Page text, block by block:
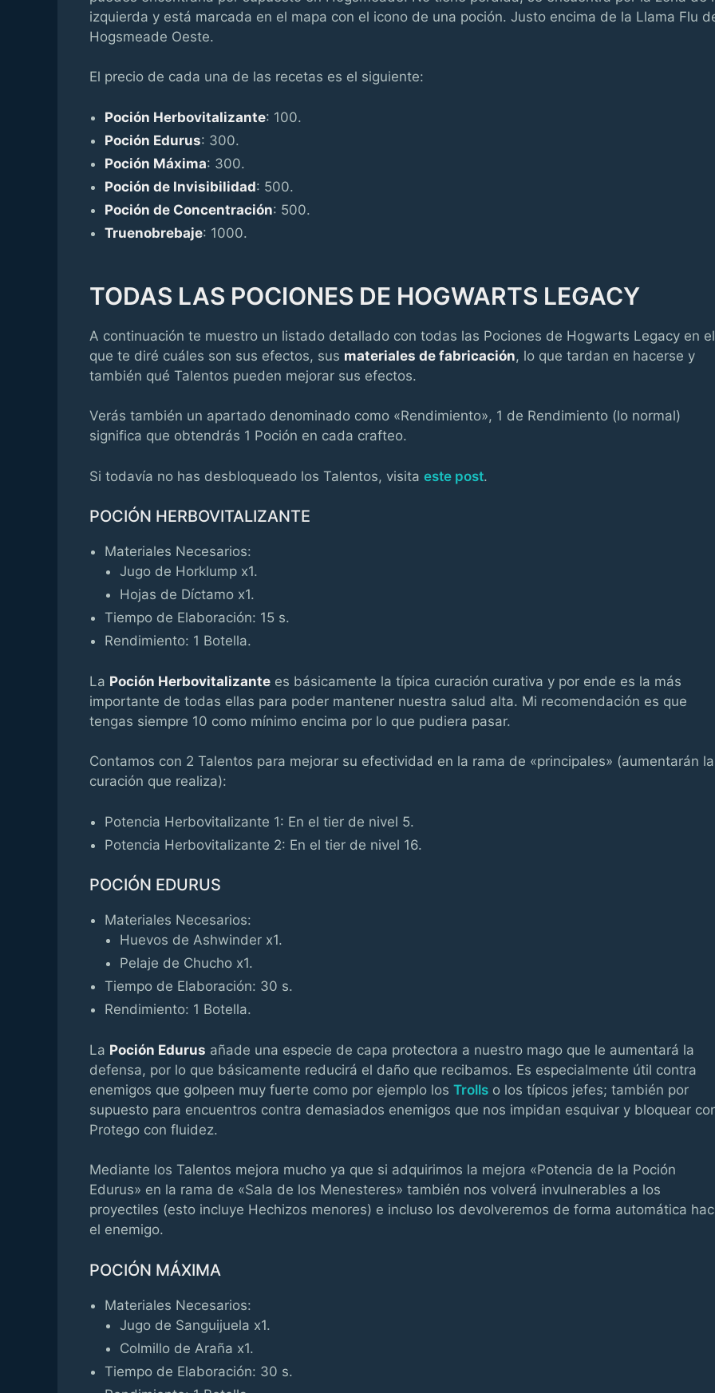
izquierda y está marcada en el mapa con el icono de una poción. Justo encima de la Llama Flu
Hogsmeade Oeste.
El precio de cada una de las recetas es el siguiente:
Poción Herbovitalizante: 100.
Poción Edurus: 300.
Poción Máxima: 300.
Poción de Invisibilidad: 500.
Poción de Concentración: 500.
Truenobrebaje: 1000.
TODAS LAS POCIONES DE HOGWARTS LEGACY
A continuación te muestro un listado detallado con todas las Pociones de Hogwarts Legacy en el
que te diré cuáles son sus efectos, sus materiales de fabricación, lo que tardan en hacerse y
también qué Talentos pueden mejorar sus efectos.
Verás también un apartado denominado como «Rendimiento», 1 de Rendimiento (lo normal)
significa que obtendrás 1 Poción en cada crafteo.
Si todavía no has desbloqueado los Talentos, visita este post.
POCIÓN HERBOVITALIZANTE
Materiales Necesarios:
Jugo de Horklump x1.
Hojas de Díctamo x1.
Tiempo de Elaboración: 15 s.
Rendimiento: 1 Botella.
La Poción Herbovitalizante es básicamente la típica curación curativa y por ende es la más
importante de todas ellas para poder mantener nuestra salud alta. Mi recomendación es que
tengas siempre 10 como mínimo encima por lo que pudiera pasar.
Contamos con 2 Talentos para mejorar su efectividad en la rama de «principales» (aumentarán la
curación que realiza):
Potencia Herbovitalizante 1: En el tier de nivel 5.
Potencia Herbovitalizante 2: En el tier de nivel 16.
POCIÓN EDURUS
Materiales Necesarios:
Huevos de Ashwinder x1.
Pelaje de Chucho x1.
Tiempo de Elaboración: 30 s.
Rendimiento: 1 Botella.
La Poción Edurus añade una especie de capa protectora a nuestro mago que le aumentará la
defensa, por lo que básicamente reducirá el daño que recibamos. Es especialmente útil contra
enemigos que golpeen muy fuerte como por ejemplo los Trolls o los típicos jefes; también por
supuesto para encuentros contra demasiados enemigos que nos impidan esquivar y bloquear
Protego con fluidez.
Mediante los Talentos mejora mucho ya que si adquirimos la mejora «Potencia de la Poción
Edurus» en la rama de «Sala de los Menesteres» también nos volverá invulnerables a los
proyectiles (esto incluye Hechizos menores) e incluso los devolveremos de forma automática
el enemigo.
POCIÓN MÁXIMA
Materiales Necesarios:
Jugo de Sanguijuela x1.
Colmillo de Araña x1.
Tiempo de Elaboración: 30 s.